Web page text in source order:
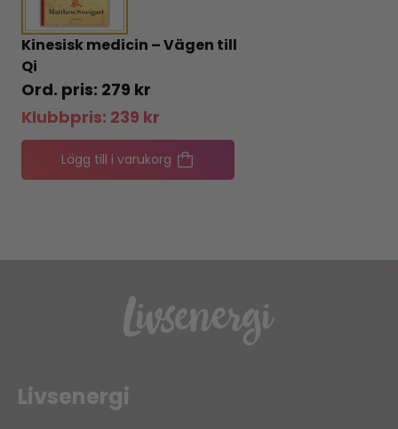
Kinesisk medicin – Vägen till
Qi
279 kr
Klubbpris: 239 kr
Lägg till i varukorg
Livsenergi